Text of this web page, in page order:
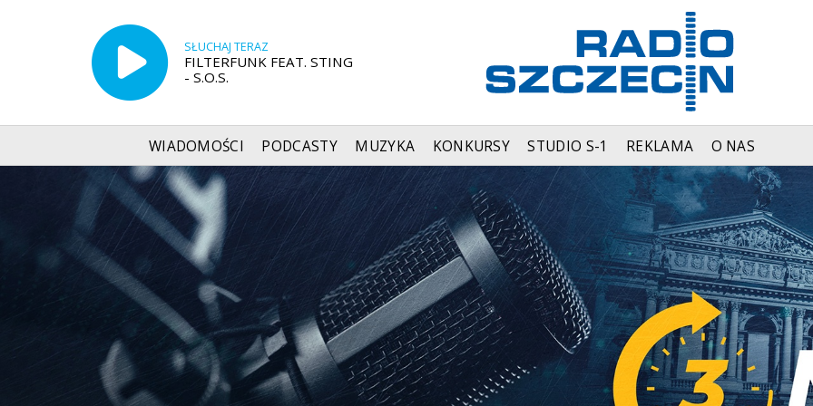
SŁUCHAJ TERAZ
FILTERFUNK FEAT. STING
- S.O.S.
WIADOMOŚCI PODCASTY MUZYKA KONKURSY STUDIO S-1 REKLAMA O NAS